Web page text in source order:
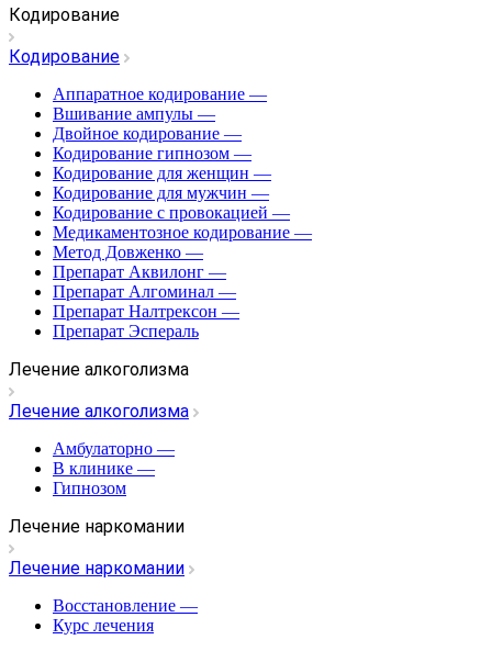
Кодирование
Кодирование
Аппаратное кодирование —
Вшивание ампулы —
Двойное кодирование —
Кодирование гипнозом —
Кодирование для женщин —
Кодирование для мужчин —
Кодирование с провокацией —
Медикаментозное кодирование —
Метод Довженко —
Препарат Аквилонг —
Препарат Алгоминал —
Препарат Налтрексон —
Препарат Эспераль
Лечение алкоголизма
Лечение алкоголизма
Амбулаторно —
В клинике —
Гипнозом
Лечение наркомании
Лечение наркомании
Восстановление —
Курс лечения